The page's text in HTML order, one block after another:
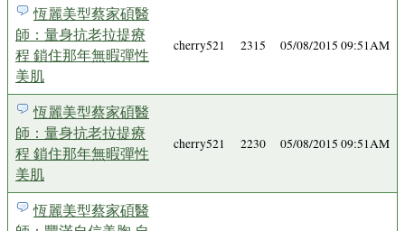
恆麗美型蔡家碩醫
師：量身抗老拉提療
程 鎖住那年無暇彈性
美肌
cherry521 2315 05/08/2015 09:51AM
恆麗美型蔡家碩醫
師：量身抗老拉提療
程 鎖住那年無暇彈性
美肌
cherry521 2230 05/08/2015 09:51AM
恆麗美型蔡家碩醫